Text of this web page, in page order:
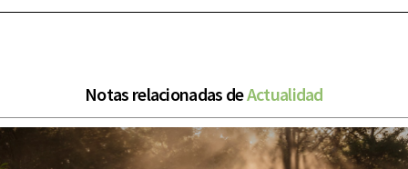
Notas relacionadas deActualidad